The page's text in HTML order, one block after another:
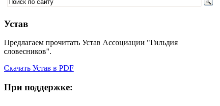
Устав
Предлагаем прочитать Устав Ассоциации "Гильдия
словесников".
Скачать Устав в PDF
При поддержке: